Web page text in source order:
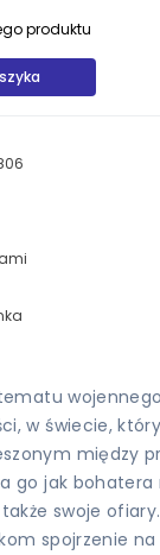
produktu
w świecie,
między
go jak
swoje
spojrzenie